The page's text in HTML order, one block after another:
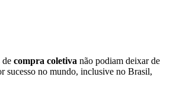
de compra coletiva não podiam deixar de
sucesso no mundo, inclusive no Brasil,